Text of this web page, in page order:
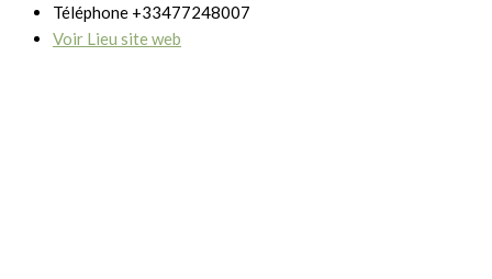
Téléphone +33477248007
Voir Lieu site web